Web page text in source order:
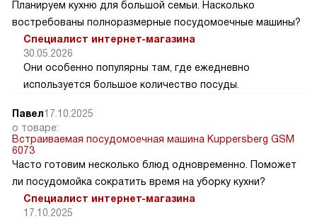
Планируем кухню для большой семьи. Насколько
востребованы полноразмерные посудомоечные машины?
Специалист интернет-магазина
30.05.2026
Они особенно популярны там, где ежедневно
используется большое количество посуды.
Павел17.10.2025
о товаре:
Встраиваемая посудомоечная машина Kuppersberg GSM
6073
Часто готовим несколько блюд одновременно. Поможет
ли посудомойка сократить время на уборку кухни?
Специалист интернет-магазина
17.10.2025